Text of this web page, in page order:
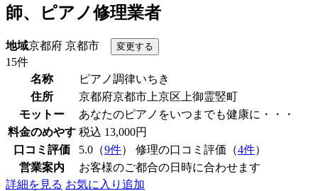
師、ピアノ修理業者
地域京都府 京都市
15件
名称
ピアノ調律いちき
住所
京都府京都市上京区上御霊竪町
モットー
あなたのピアノをいつまでも健康に・・・
料金のめやす 税込 13,000円
口コミ評価
5.0（9件） 修理の口コミ評価（4件）
営業案内
お客様のご都合の日時に合わせます
詳細を見る お気に入り追加